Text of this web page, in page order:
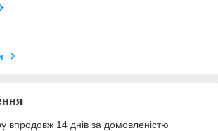
впродовж 14 днів за домовленістю